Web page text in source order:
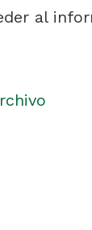
al